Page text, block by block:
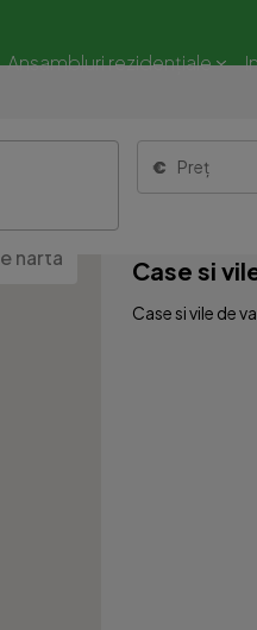
Ansambluri rezidențiale
Preț
harta Case si
Case si vile de